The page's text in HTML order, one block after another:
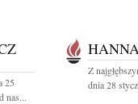
25
nas...
Z
dnia 28